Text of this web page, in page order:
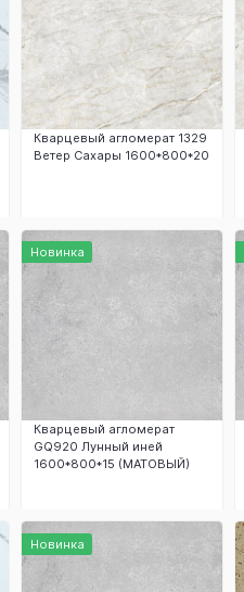
Кварцевый агломерат 1329
Ветер Сахары 1600*800*20
Заказать
Новинка
Кварцевый агломерат
GQ920 Лунный иней
1600*800*15 (МАТОВЫЙ)
Заказать
Новинка